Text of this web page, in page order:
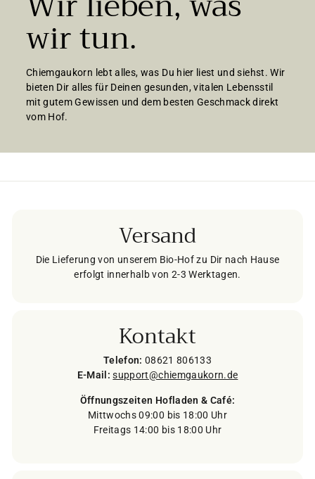
wir tun.
Chiemgaukorn lebt alles, was Du hier liest und siehst. Wir
bieten Dir alles für Deinen gesunden, vitalen Lebensstil
mit gutem Gewissen und dem besten Geschmack direkt
vom Hof.
Versand
Die Lieferung von unserem Bio-Hof zu Dir nach Hause
erfolgt innerhalb von 2-3 Werktagen.
Kontakt
Telefon: 08621 806133
E-Mail: support@chiemgaukorn.de
Öffnungszeiten Hofladen & Café:
Mittwochs 09:00 bis 18:00 Uhr
Freitags 14:00 bis 18:00 Uhr